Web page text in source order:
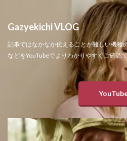
Gazyekichi VLOG
記事ではなかなか伝えることが難しい機種
などをYouTubeでよりわかりやすくご確認